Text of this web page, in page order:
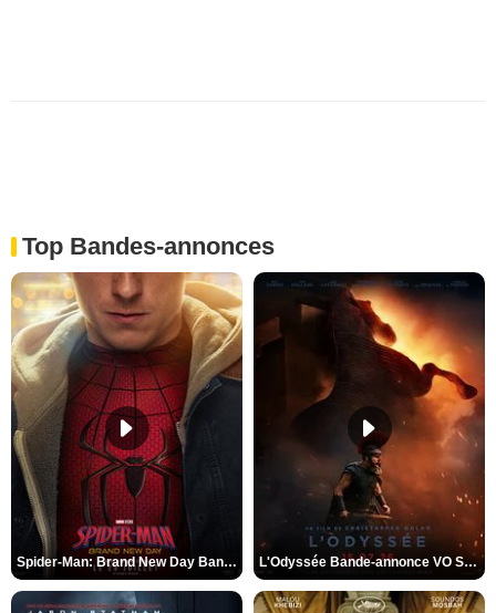
Top Bandes-annonces
Spider-Man: Brand New Day Bande-annonce VO STFR L'Odyssée Bande-annonce VO STFR